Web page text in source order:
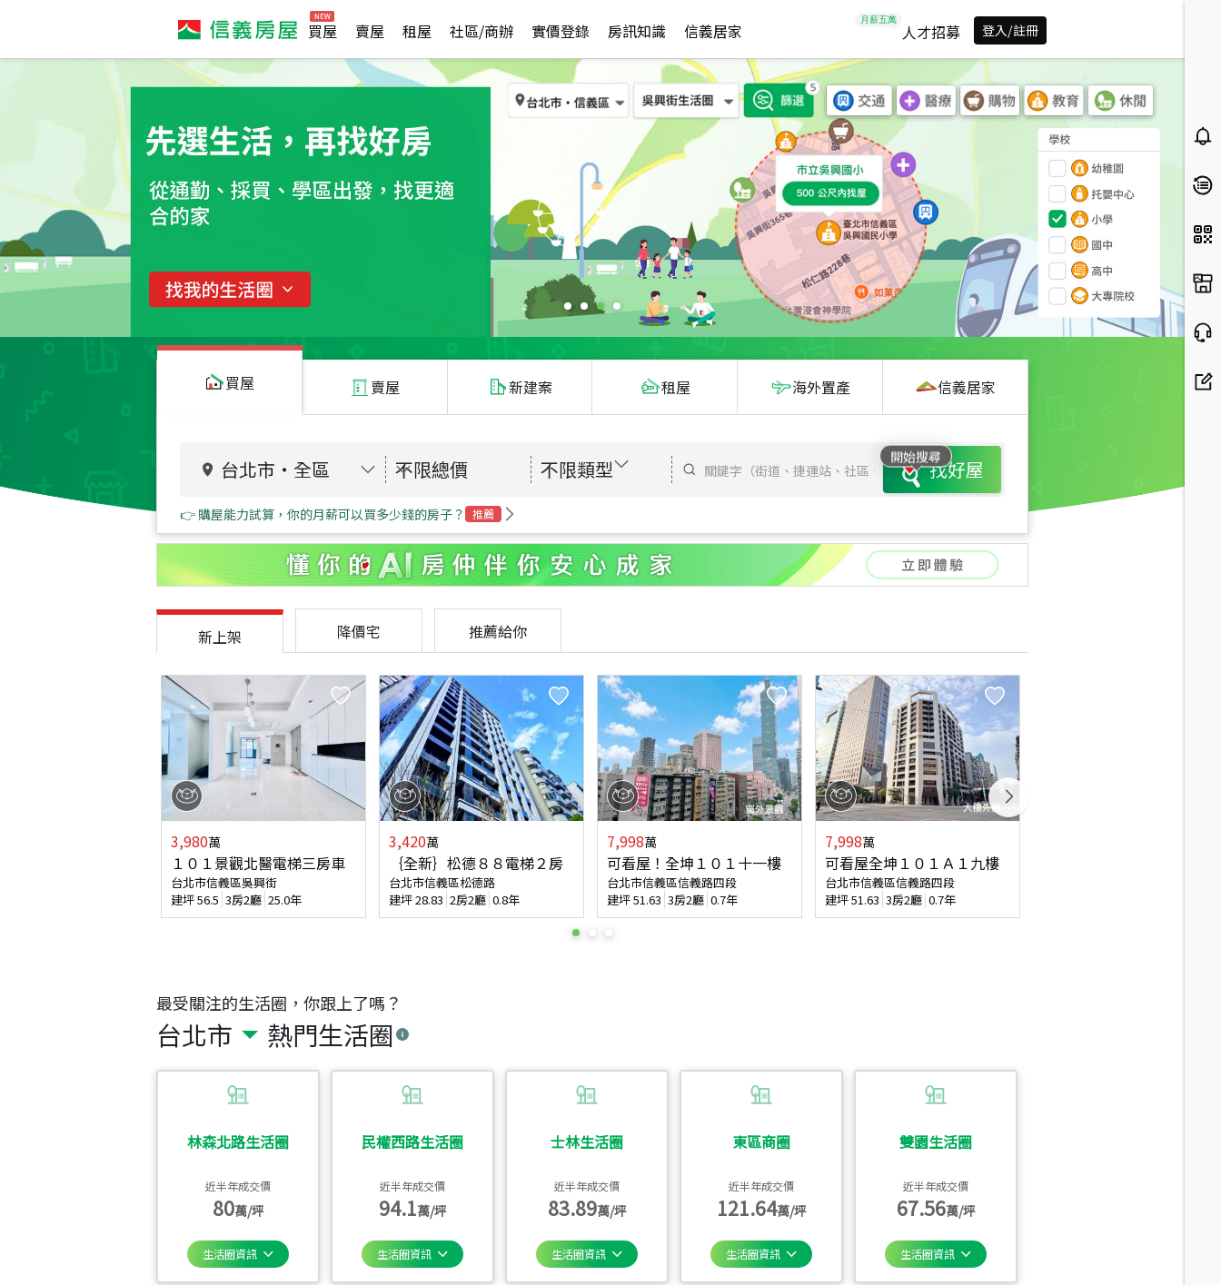
買屋 賣屋 租屋 社區/商辦 實價登錄 房訊知識 信義居家 人才招募 登入/註冊
買屋 賣屋 新建案 租屋 海外置產 信義居家
台北市 ・ 全區 不限總價 不限類型 開始搜尋找好屋
👉 購屋能力試算，你的月薪可以買多少錢的房子？ 推薦
最受關注的生活圈，你跟上了嗎？
台北市 熱門生活圈
林森北路生活圈
近半年成交價
80萬/坪
生活圈資訊
民權西路生活圈
近半年成交價
94.1萬/坪
生活圈資訊
士林生活圈
近半年成交價
83.89萬/坪
生活圈資訊
東區商圈
近半年成交價
121.64萬/坪
生活圈資訊
雙園生活圈
近半年成交價
67.56萬/坪
生活圈資訊
新上架 降價宅 推薦給你
3,980萬
１０１景觀北醫電梯三房車
台北市信義區吳興街
建坪56.5 3房2廳 25.0年
3,420萬
｛全新｝松德８８電梯２房
台北市信義區松德路
建坪28.83 2房2廳 0.8年
7,998萬
可看屋！全坤１０１十一樓
台北市信義區信義路四段
建坪51.63 3房2廳 0.7年
7,998萬
可看屋全坤１０１Ａ１九樓
台北市信義區信義路四段
建坪51.63 3房2廳 0.7年